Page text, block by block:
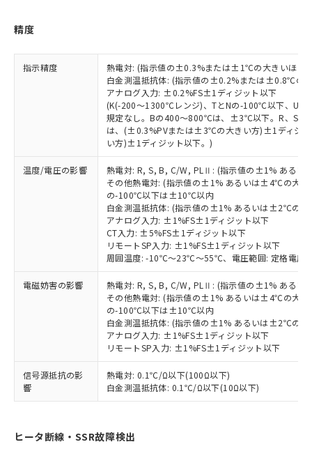
精度
指示精度
熱電対: (指示値の±0.3%または±1℃の大きいほう
白金測温抵抗体: (指示値の±0.2%または±0.8℃の
アナログ入力: ±0.2%FS±1ディジット以下
(K(-200～1300℃レンジ)、TとNの-100℃以下、U
規定なし。Bの400～800℃は、±3℃以下。R、S
は、(±0.3%PVまたは±3℃の大きい方)±1ディジ
い方)±1ディジット以下。)
温度/電圧の影響
熱電対: R, S, B, C/W, PLⅡ: (指示値の±1% ある
その他熱電対: (指示値の±1% あるいは±4℃の大き
の-100℃以下は±10℃以内
白金測温抵抗体: (指示値の±1% あるいは±2℃の大
アナログ入力: ±1%FS±1ディジット以下
CT入力: ±5%FS±1ディジット以下
リモートSP入力: ±1%FS±1ディジット以下
周囲温度: -10℃～23℃～55℃、電圧範囲: 定格電圧
電磁妨害の影響
熱電対: R, S, B, C/W, PLⅡ: (指示値の±1% ある
その他熱電対: (指示値の±1% あるいは±4℃の大き
の-100℃以下は±10℃以内
白金測温抵抗体: (指示値の±1% あるいは±2℃の大
アナログ入力: ±1%FS±1ディジット以下
リモートSP入力: ±1%FS±1ディジット以下
信号源抵抗の影
響
熱電対: 0.1℃/Ω以下(100Ω以下)
白金測温抵抗体: 0.1℃/Ω以下(10Ω以下)
ヒータ断線・SSR故障検出
の共同利用に関して"
の「1.共同利
用者の範囲」に記載されている法人を
指します。
EU RoHS指令（10物質）の非含有証明書
51物質の非含有証明書（当社基準）
※本証明書は発行日時点で非含有を証明す
るもので、過去に遡って非含有を証明する
ものではありません。
また、RoHS指令のフタル酸エステル類４
物質の対応では、対応完了までの期間は出
荷製品に未対応品が混在することから備考
欄に対応日を記載しておりました。
既に当社にて対応品への在庫切替を完了
していることから、特段のことがない限
り、2022年1月12日より割愛しておりま